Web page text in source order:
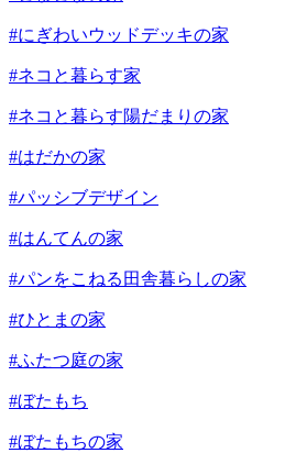
#にぎわいウッドデッキの家
#ネコと暮らす家
#ネコと暮らす陽だまりの家
#はだかの家
#パッシブデザイン
#はんてんの家
#パンをこねる田舎暮らしの家
#ひとまの家
#ふたつ庭の家
#ぼたもち
#ぼたもちの家